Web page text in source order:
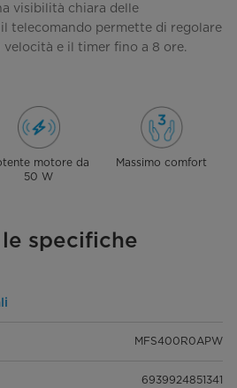
visibilità chiara delle
telecomando permette di regolare
e il timer fino a 8 ore.
motore da
50 W
Massimo comfort
specifiche
MFS400R0APW
6939924851341